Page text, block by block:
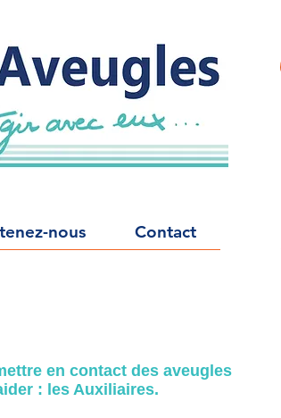
nous Contact
en contact des aveugles
: les Auxiliaires.